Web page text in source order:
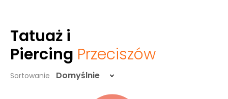
Tatuaż i
Piercing Przeciszów
Sortowanie Domyślnie